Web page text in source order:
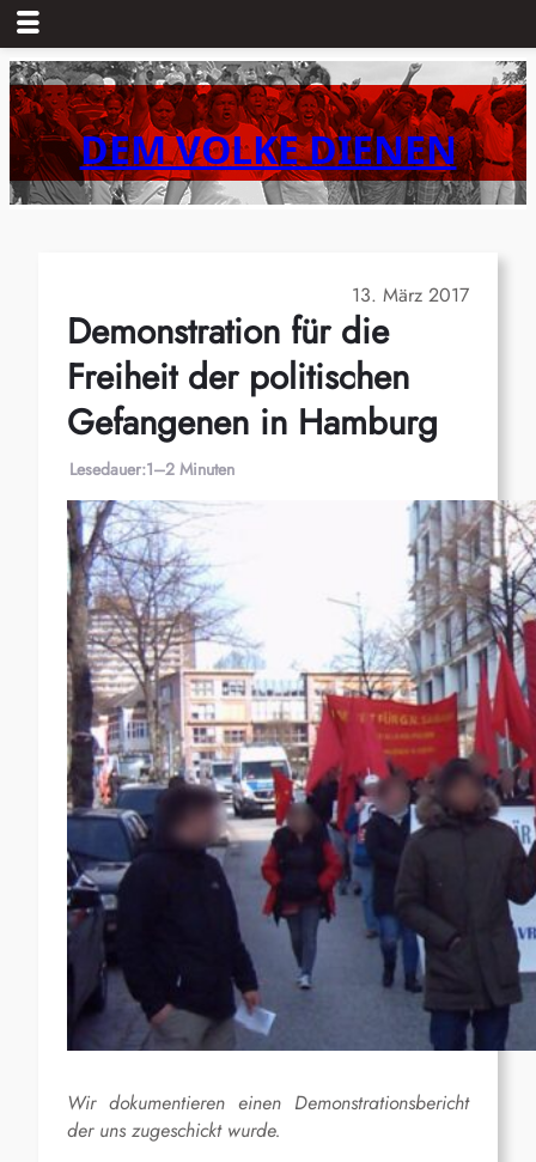
Zum
Inhalt
springenDEM VOLKE DIENEN
13. März 2017
Demonstration für die
Freiheit der politischen
Gefangenen in Hamburg
Lesedauer:1–2 Minuten
Wir dokumentieren einen Demonstrationsbericht
der uns zugeschickt wurde.